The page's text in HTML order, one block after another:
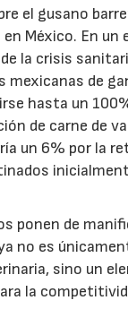
el gusano
México. En un
la crisis
mexicanas de
hasta un
de carne de
un 6% por la
ponen de
no es
sino un
la